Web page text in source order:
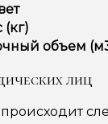
(кг)
объем
лиц